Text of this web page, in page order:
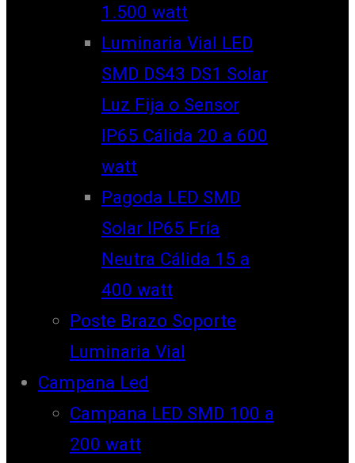
1.500 watt
Luminaria Vial LED
SMD DS43 DS1 Solar
Luz Fija o Sensor
IP65 Cálida 20 a 600
watt
Pagoda LED SMD
Solar IP65 Fría
Neutra Cálida 15 a
400 watt
Poste Brazo Soporte
Luminaria Vial
Campana Led
Campana LED SMD 100 a
200 watt